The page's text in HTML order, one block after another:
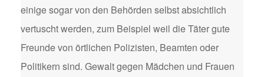
einige sogar von den Behörden selbst absichtlich
vertuscht werden, zum Beispiel weil die Täter gute
Freunde von örtlichen Polizisten, Beamten oder
Politikern sind. Gewalt gegen Mädchen und Frauen